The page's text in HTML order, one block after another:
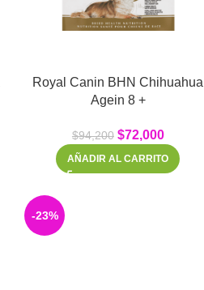
Royal Canin BHN Chihuahua
Agein 8 +
$94,200 $72,000
AÑADIR AL CARRITO
-23%